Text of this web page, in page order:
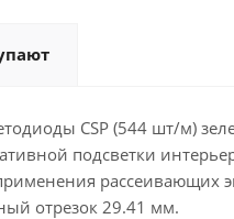
CSP (544 шт/м)
подсветки
рассеивающих
отрезок 29.41 мм.